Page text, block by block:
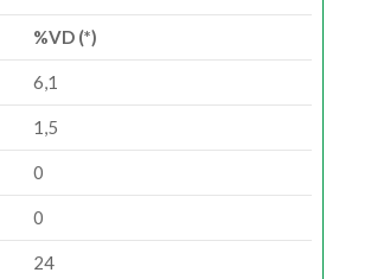
%VD (*)
6,1
1,5
0
0
24